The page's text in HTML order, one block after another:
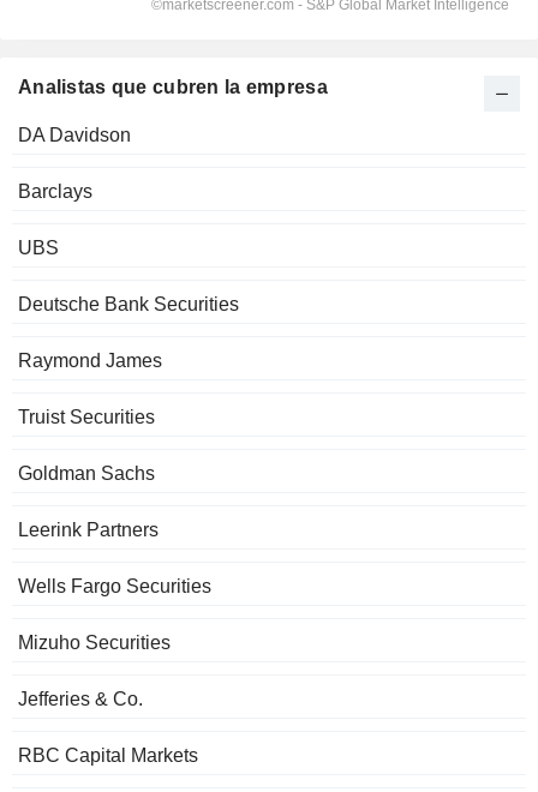
Analistas que cubren la empresa
DA Davidson
Barclays
UBS
Deutsche Bank Securities
Raymond James
Truist Securities
Goldman Sachs
Leerink Partners
Wells Fargo Securities
Mizuho Securities
Jefferies & Co.
RBC Capital Markets